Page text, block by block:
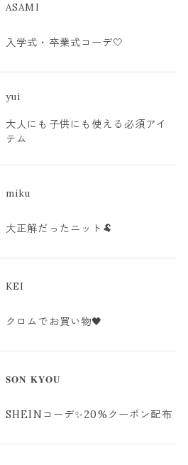
ASAMI
入学式・卒業式コーデ🤍
yui
大人にも子供にも使える必須アイ
テム
miku
大正解だったニット🐏
KEI
クロムでお買い物🖤
𝐒𝐎𝐍 𝐊𝐘𝐎𝐔
SHEINコーデ✨20%クーポン配布